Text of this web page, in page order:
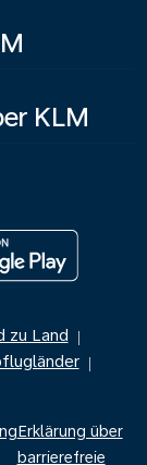
KLM
zu Land |
|
Erklärung über
barrierefreie